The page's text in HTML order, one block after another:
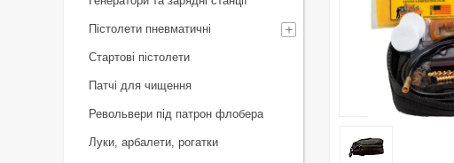
Пістолети пневматичні
Стартові пістолети
Патчі для чищення
Револьвери під патрон флобера
Луки, арбалети, рогатки